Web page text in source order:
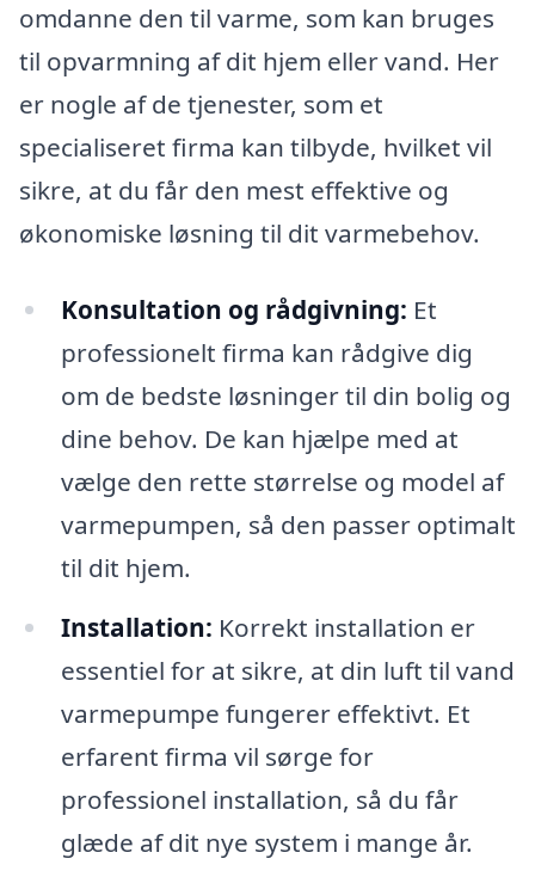
omdanne den til varme, som kan bruges
til opvarmning af dit hjem eller vand. Her
er nogle af de tjenester, som et
specialiseret firma kan tilbyde, hvilket vil
sikre, at du får den mest effektive og
økonomiske løsning til dit varmebehov.
Konsultation og rådgivning: Et
professionelt firma kan rådgive dig
om de bedste løsninger til din bolig og
dine behov. De kan hjælpe med at
vælge den rette størrelse og model af
varmepumpen, så den passer optimalt
til dit hjem.
Installation: Korrekt installation er
essentiel for at sikre, at din luft til vand
varmepumpe fungerer effektivt. Et
erfarent firma vil sørge for
professionel installation, så du får
glæde af dit nye system i mange år.